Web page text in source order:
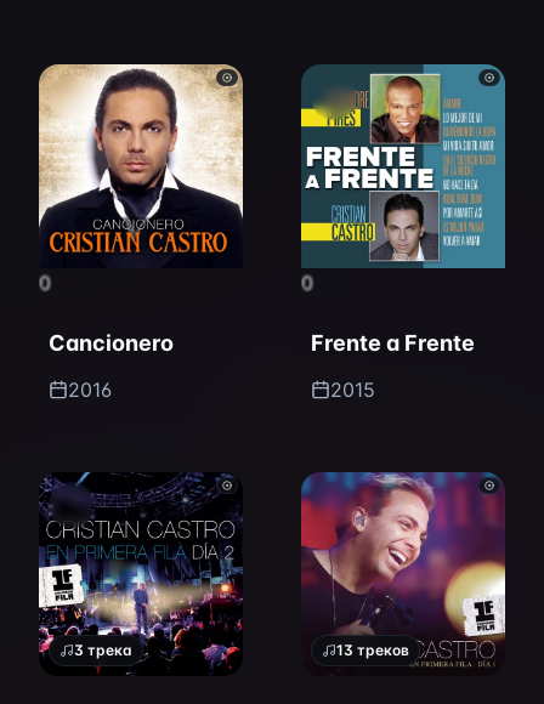
0
Cancionero
2016
0
Frente a Frente
2015
3 трека 13 треков